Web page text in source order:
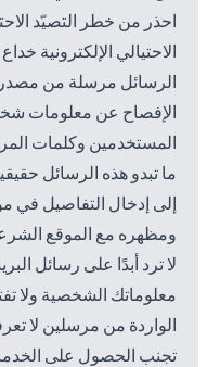
احذر من خطر التصيّد
الاحتيالي الإلكترونية
الرسائل مرسلة من
الإفصاح عن معلومات
المستخدمين وكلمات
ما تبدو هذه الرسائل
إلى إدخال التفاصيل في
ومظهره مع الموقع
لا ترد أبدًا على رسائل
معلوماتك الشخصية ولا
الواردة من مرسلين لا
تجنب الحصول على